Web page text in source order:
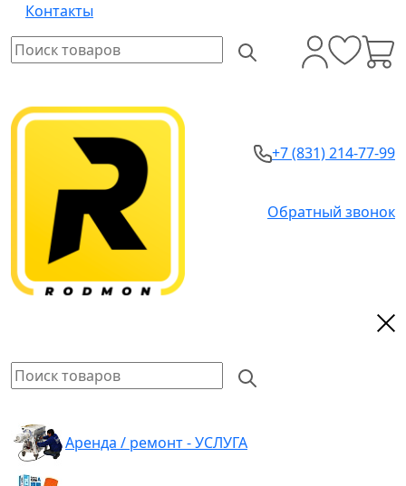
Контакты
+7 (831) 214-77-99
Обратный звонок
Аренда / ремонт - УСЛУГА